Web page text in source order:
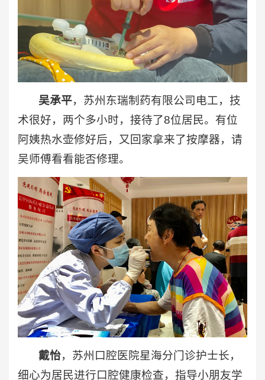
吴承平，苏州东瑞制药有限公司电工，技
术很好，两个多小时，接待了8位居民。有位
阿姨热水壶修好后，又回家拿来了按摩器，请
吴师傅看看能否修理。
戴怡，苏州口腔医院星海分门诊护士长，
细心为居民进行口腔健康检查，指导小朋友学